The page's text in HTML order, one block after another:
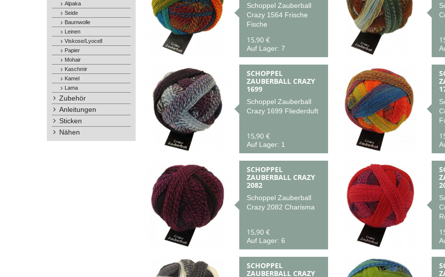
Alpaka
Seide
Baumwolle
Leinen
Viskose/Lyocell
Papier
Mohair
Kaschmir
Kamel
Lama
Zubehör
Anleitungen
Sticken
Nähen
Schoppel Zauberball
Crazy 1564 Frische
Fische
15,90 €
Auf Lager: 7
SCHOPPEL
ZAUBERBALL CRAZY
1699
Schoppel Zauberball
Crazy 1699 Fliederduft
15,90 €
Auf Lager: 1
SCHOPPEL
ZAUBERBALL CRAZY
2082
Schoppel Zauberball
Crazy 2082 Charisma
15,90 €
Auf Lager: 6
SCHOPPEL
ZAUBERBALL CRAZY